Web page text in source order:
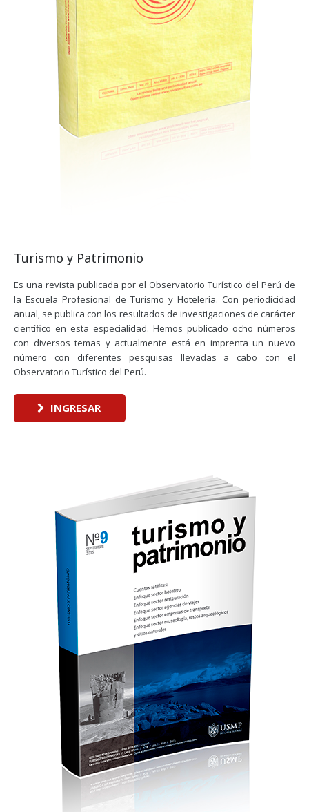
Turismo y Patrimonio
Es una revista publicada por el Observatorio Turístico del Perú de
la Escuela Profesional de Turismo y Hotelería. Con periodicidad
anual, se publica con los resultados de investigaciones de carácter
científico en esta especialidad. Hemos publicado ocho números
con diversos temas y actualmente está en imprenta un nuevo
número con diferentes pesquisas llevadas a cabo con el
Observatorio Turístico del Perú.
INGRESAR